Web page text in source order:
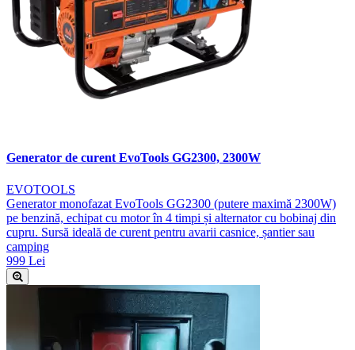
Generator de curent EvoTools GG2300, 2300W
EVOTOOLS
Generator monofazat EvoTools GG2300 (putere maximă 2300W)
pe benzină, echipat cu motor în 4 timpi și alternator cu bobinaj din
cupru. Sursă ideală de curent pentru avarii casnice, șantier sau
camping
999 Lei